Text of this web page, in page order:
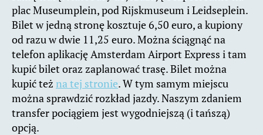
plac Museumplein, pod Rijskmuseum i Leidseplein.
Bilet w jedną stronę kosztuje 6,50 euro, a kupiony
od razu w dwie 11,25 euro. Można ściągnąć na
telefon aplikację Amsterdam Airport Express i tam
kupić bilet oraz zaplanować trasę. Bilet można
kupić też na tej stronie. W tym samym miejscu
można sprawdzić rozkład jazdy. Naszym zdaniem
transfer pociągiem jest wygodniejszą (i tańszą)
opcją.